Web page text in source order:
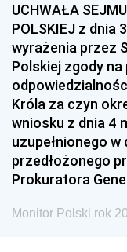
UCHWAŁA
POLSKIEJ z dnia
wyrażenia przez
Polskiej zgody
Króla za czyn
wniosku z dnia 4
uzupełnionego w
przedłożonego
Prokuratora
Monitor Polski rok